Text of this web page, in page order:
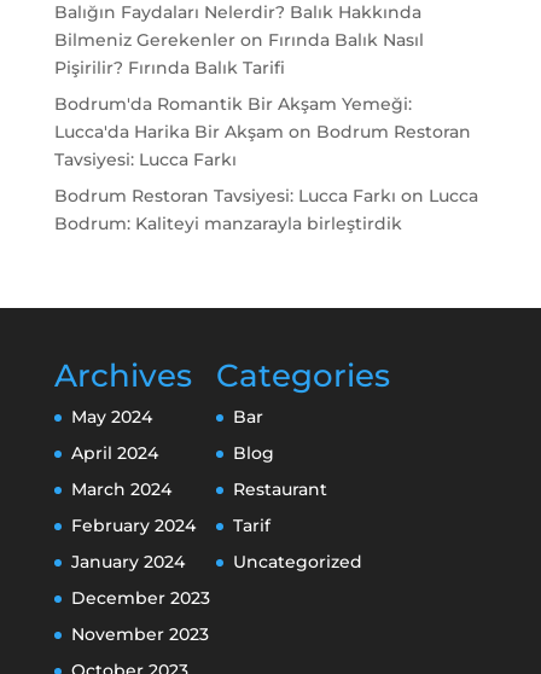
Balığın Faydaları Nelerdir? Balık Hakkında
Bilmeniz Gerekenleron Fırında Balık Nasıl
Pişirilir? Fırında Balık Tarifi
Bodrum'da Romantik Bir Akşam Yemeği:
Lucca'da Harika Bir Akşam on Bodrum Restoran
Tavsiyesi: Lucca Farkı
Bodrum Restoran Tavsiyesi: Lucca Farkı on Lucca
Bodrum: Kaliteyi manzarayla birleştirdik
Archives
May 2024
April 2024
March 2024
February 2024
January 2024
December 2023
November 2023
Categories
Bar
Blog
Restaurant
Tarif
Uncategorized